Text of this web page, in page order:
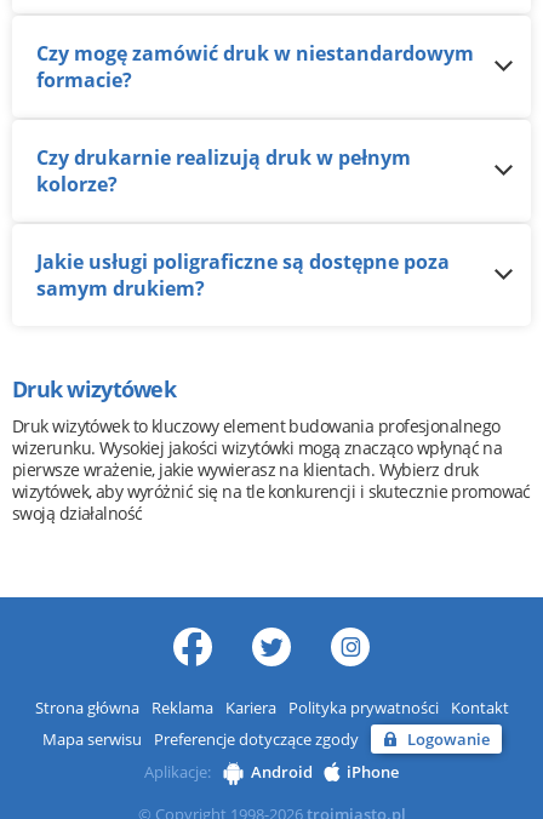
Czy mogę zamówić druk w niestandardowym
formacie?
Czy drukarnie realizują druk w pełnym
kolorze?
Jakie usługi poligraficzne są dostępne poza
samym drukiem?
Druk wizytówek
Druk wizytówek to kluczowy element budowania profesjonalnego
wizerunku. Wysokiej jakości wizytówki mogą znacząco wpłynąć na
pierwsze wrażenie, jakie wywierasz na klientach. Wybierz druk
wizytówek, aby wyróżnić się na tle konkurencji i skutecznie promować
swoją działalność
Strona główna Reklama Kariera Polityka prywatności
Kontakt
Mapa serwisu
Preferencje dotyczące zgody
Logowanie
Aplikacje:
Android
iPhone